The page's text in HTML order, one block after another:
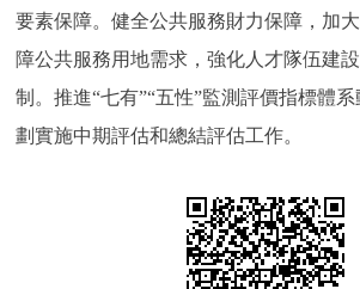
要素保障。健全公共服務財力保障，加
障公共服務用地需求，強化人才隊伍建
制。推進“七有”“五性”監測評價指標體
劃實施中期評估和總結評估工作。